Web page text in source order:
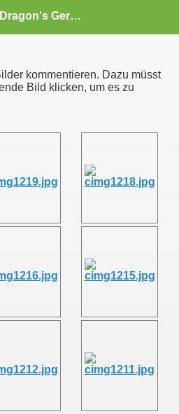
MF Old Dragon's Germany
kommentieren. Dazu müsst
Bild klicken, um es zu